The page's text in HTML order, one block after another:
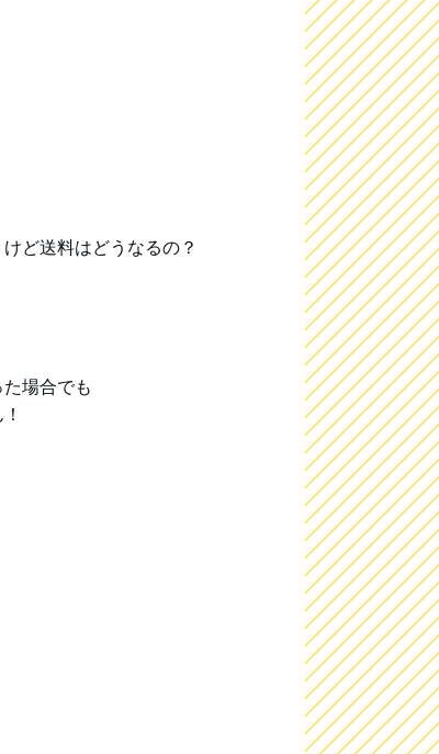
ど送料はどうなるの？
場合でも